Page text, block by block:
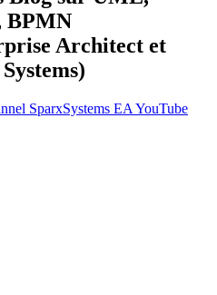
BPMN
Architect et
SparxSystems EA YouTube